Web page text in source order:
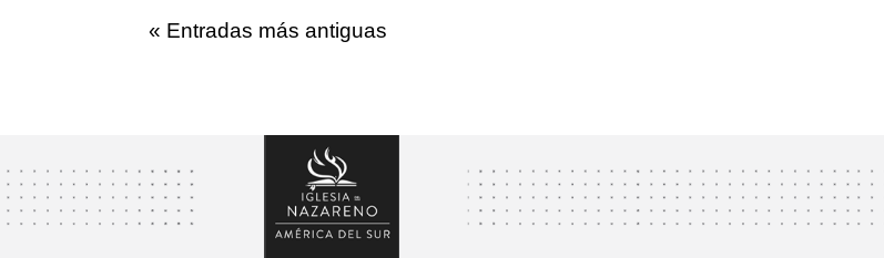
« Entradas más antiguas